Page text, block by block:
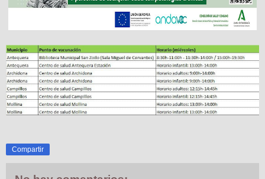
Compartir